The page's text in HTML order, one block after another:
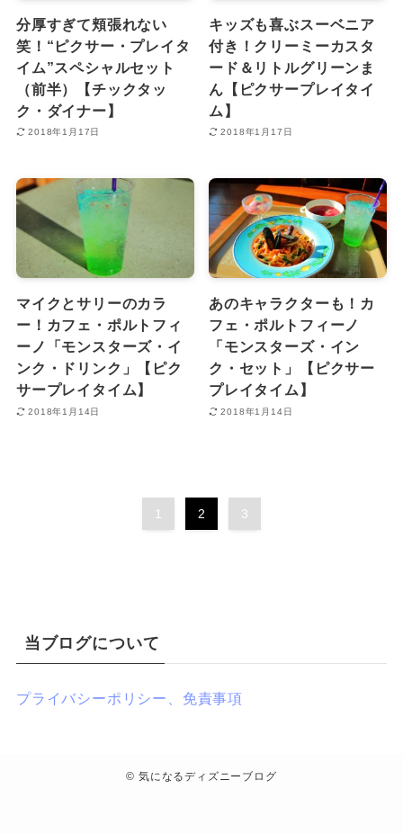
分厚すぎて頬張れない
笑！“ピクサー・プレイタ
イム”スペシャルセット
（前半）【チックタッ
ク・ダイナー】
2018年1月17日
キッズも喜ぶスーベニア
付き！クリーミーカスタ
ード＆リトルグリーンま
ん【ピクサープレイタイ
ム】
2018年1月17日
マイクとサリーのカラ
ー！カフェ・ポルトフィ
ーノ「モンスターズ・イ
ンク・ドリンク」【ピク
サープレイタイム】
2018年1月14日
あのキャラクターも！カ
フェ・ポルトフィーノ
「モンスターズ・イン
ク・セット」【ピクサー
プレイタイム】
2018年1月14日
1 2 3
当ブログについて
プライバシーポリシー、免責事項
© 気になるディズニーブログ